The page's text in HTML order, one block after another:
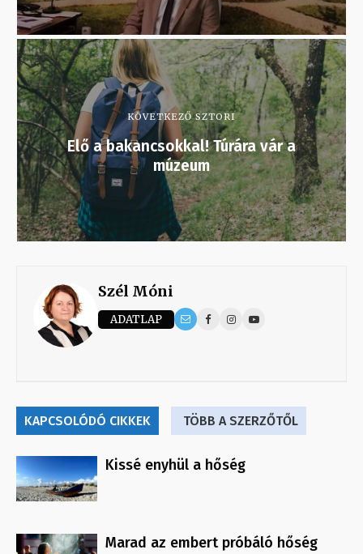
KÖVETKEZŐ SZTORI
Elő a bakancsokkal! Túrára vár a
múzeum
Szél Móni
ADATLAP
KAPCSOLÓDÓ CIKKEK TÖBB A SZERZŐTŐL
Kissé enyhül a hőség
Marad az embert próbáló hőség